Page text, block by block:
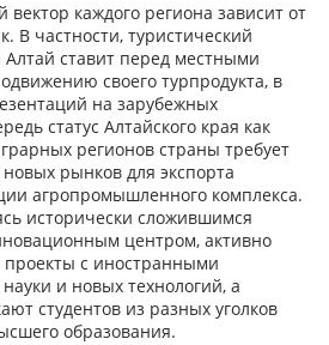
каждого региона зависит от
В частности, туристический
Алтай ставит перед местными
своего турпродукта, в
на зарубежных
статус Алтайского края как
регионов страны требует
рынков для экспорта
агропромышленного комплекса.
исторически сложившимся
центром, активно
проекты с иностранными
и новых технологий, а
студентов из разных уголков
образования.